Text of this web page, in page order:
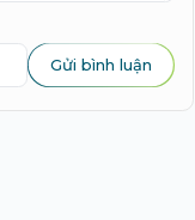
Gửi bình luận